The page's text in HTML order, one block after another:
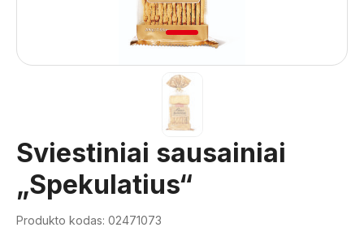
1
Sviestiniai sausainiai
„Spekulatius“
Produkto kodas: 02471073